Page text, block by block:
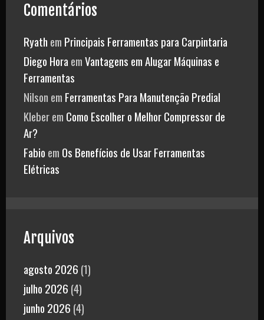
Comentários
Ryath em Principais Ferramentas para Carpintaria
Diego Hora emVantagens em Alugar Máquinas e
Ferramentas
Nilson em Ferramentas Para Manutenção Predial
Kleberem Como Escolher o Melhor Compressor de
Ar?
Fabio em Os Benefícios de Usar Ferramentas
Elétricas
Arquivos
agosto 2026 (1)
julho 2026 (4)
junho 2026 (4)